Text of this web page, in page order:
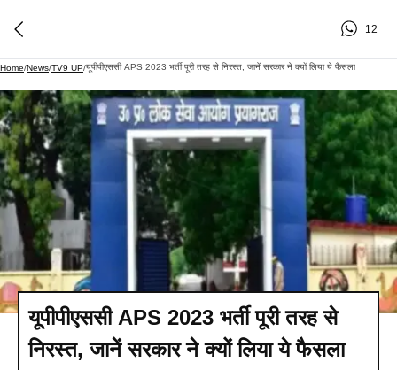
12
Home/News/TV9 UP/यूपीपीएससी APS 2023 भर्ती पूरी तरह से निरस्त, जानें सरकार ने क्यों लिया ये फैसला
यूपीपीएससी APS 2023 भर्ती पूरी तरह से
निरस्त, जानें सरकार ने क्यों लिया ये फैसला